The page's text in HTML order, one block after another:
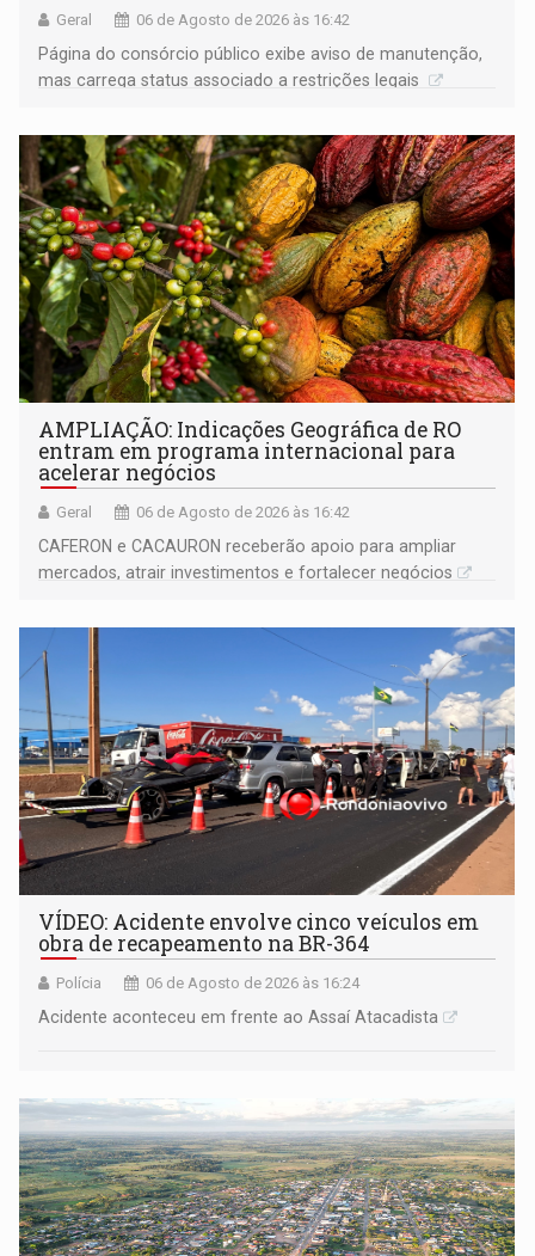
Geral 06 de Agosto de 2026 às 16:42
Página do consórcio público exibe aviso de manutenção,
mas carrega status associado a restrições legais
AMPLIAÇÃO: Indicações Geográfica de RO
entram em programa internacional para
acelerar negócios
Geral 06 de Agosto de 2026 às 16:42
CAFERON e CACAURON receberão apoio para ampliar
mercados, atrair investimentos e fortalecer negócios
VÍDEO: Acidente envolve cinco veículos em
obra de recapeamento na BR-364
Polícia 06 de Agosto de 2026 às 16:24
Acidente aconteceu em frente ao Assaí Atacadista